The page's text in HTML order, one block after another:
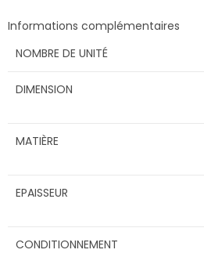
Informations complémentaires
NOMBRE DE UNITÉ
DIMENSION
MATIÈRE
EPAISSEUR
CONDITIONNEMENT